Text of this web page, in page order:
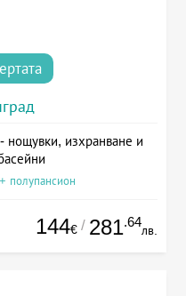
изхранване и
полупансион
144€ / 281.64
лв.